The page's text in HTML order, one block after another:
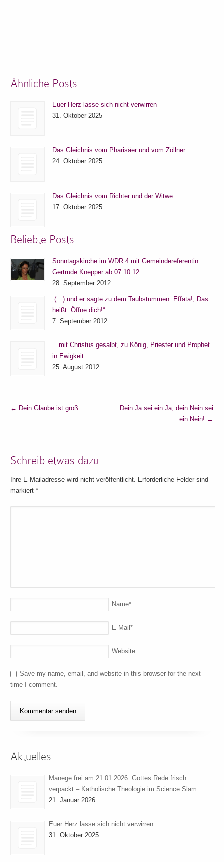
Ähnliche Posts
Euer Herz lasse sich nicht verwirren
31. Oktober 2025
Das Gleichnis vom Pharisäer und vom Zöllner
24. Oktober 2025
Das Gleichnis vom Richter und der Witwe
17. Oktober 2025
Beliebte Posts
Sonntagskirche im WDR 4 mit Gemeindereferentin
Gertrude Knepper ab 07.10.12
28. September 2012
„(…) und er sagte zu dem Taubstummen: Effata!, Das
heißt: Öffne dich!“
7. September 2012
…mit Christus gesalbt, zu König, Priester und Prophet
in Ewigkeit.
25. August 2012
← Dein Glaube ist groß
Dein Ja sei ein Ja, dein Nein sei
ein Nein! →
Schreib etwas dazu
Ihre E-Mailadresse wird nicht veröffentlicht. Erforderliche Felder sind
markiert*
Name*
E-Mail*
Website
Save my name, email, and website in this browser for the next
time I comment.
Aktuelles
Manege frei am 21.01.2026: Gottes Rede frisch
verpackt – Katholische Theologie im Science Slam
21. Januar 2026
Euer Herz lasse sich nicht verwirren
31. Oktober 2025